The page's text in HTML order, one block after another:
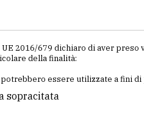
2016/679 dichiaro di aver preso
della finalità:
essere utilizzate a fini
sopracitata